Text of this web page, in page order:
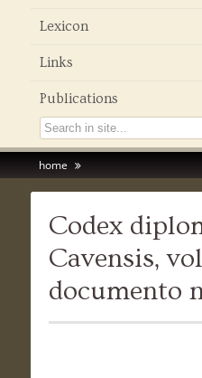
Lexicon
Links
Publications
home
Codex
Cavensis,
documento